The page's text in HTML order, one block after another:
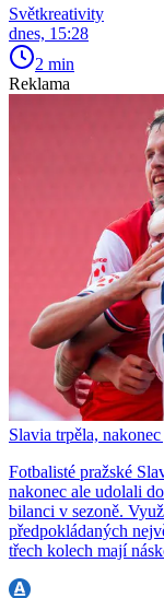
Světkreativity
dnes, 15:28
2 min
Reklama
Slavia trpěla,
Fotbalisté pražské
nakonec ale udolali
bilanci v sezoně.
předpokládaných
třech kolech mají